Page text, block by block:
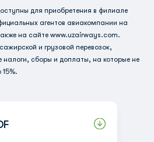
для приобретения в филиале
агентов авиакомпании на
на сайте www.uzairways.com.
и грузовой перевозок,
сборы и доплаты, на которые не